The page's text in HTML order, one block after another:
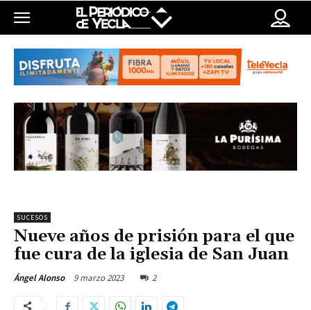
SUCESOS
Nueve años de prisión para el que
fue cura de la iglesia de San Juan
Ángel Alonso 9 marzo 2023 2